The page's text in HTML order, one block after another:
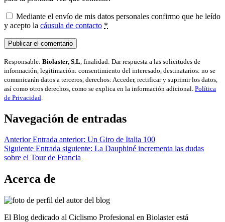
Mediante el envío de mis datos personales confirmo que he leído
y acepto la cáusula de contacto *
Responsable: Biolaster, S.L , finalidad: Dar respuesta a las solicitudes de
información, legitimación: consentimiento del interesado, destinatarios: no se
comunicarán datos a terceros, derechos: Acceder, rectificar y suprimir los datos,
así como otros derechos, como se explica en la información adicional. Política
de Privacidad
Navegación de entradas
Anterior Entrada anterior: Un Giro de Italia 100
Siguiente Entrada siguiente: La Dauphiné incrementa las dudas
sobre el Tour de Francia
Acerca de
El Blog dedicado al Ciclismo Profesional en Biolaster está